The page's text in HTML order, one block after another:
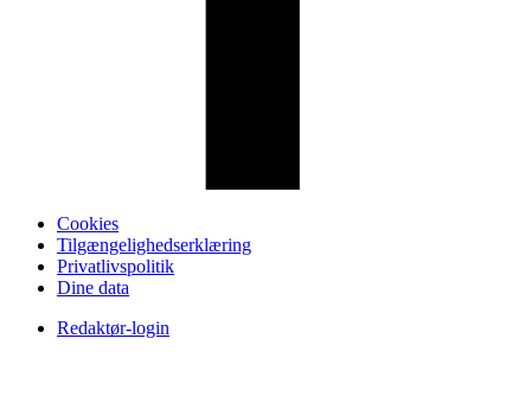
Cookies
Tilgængelighedserklæring
Privatlivspolitik
Dine data
Redaktør-login